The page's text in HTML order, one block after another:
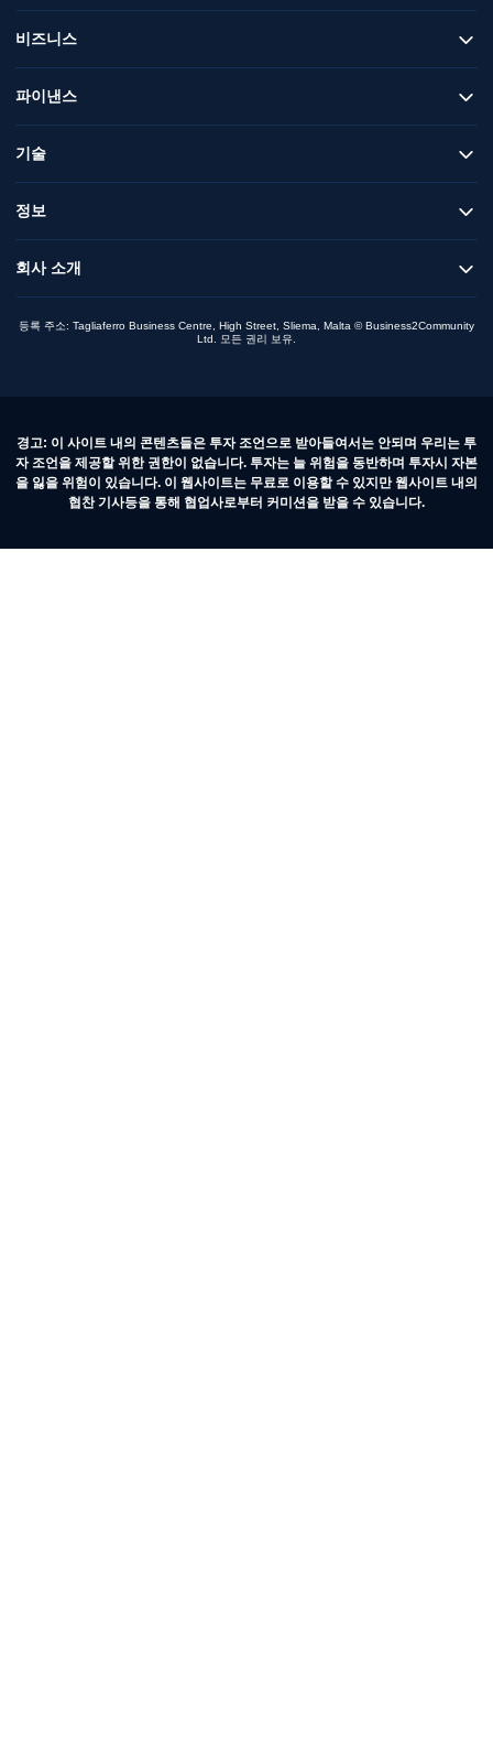
비즈니스
파이낸스
기술
정보
회사 소개
등록 주소: Tagliaferro Business Centre, High Street, Sliema, Malta © Business2Community
Ltd. 모든 권리 보유.
경고: 이 사이트 내의 콘텐츠들은 투자 조언으로 받아들여서는 안되며 우리는 투
자 조언을 제공할 위한 권한이 없습니다. 투자는 늘 위험을 동반하며 투자시 자본
을 잃을 위험이 있습니다. 이 웹사이트는 무료로 이용할 수 있지만 웹사이트 내의
협찬 기사등을 통해 협업사로부터 커미션을 받을 수 있습니다.